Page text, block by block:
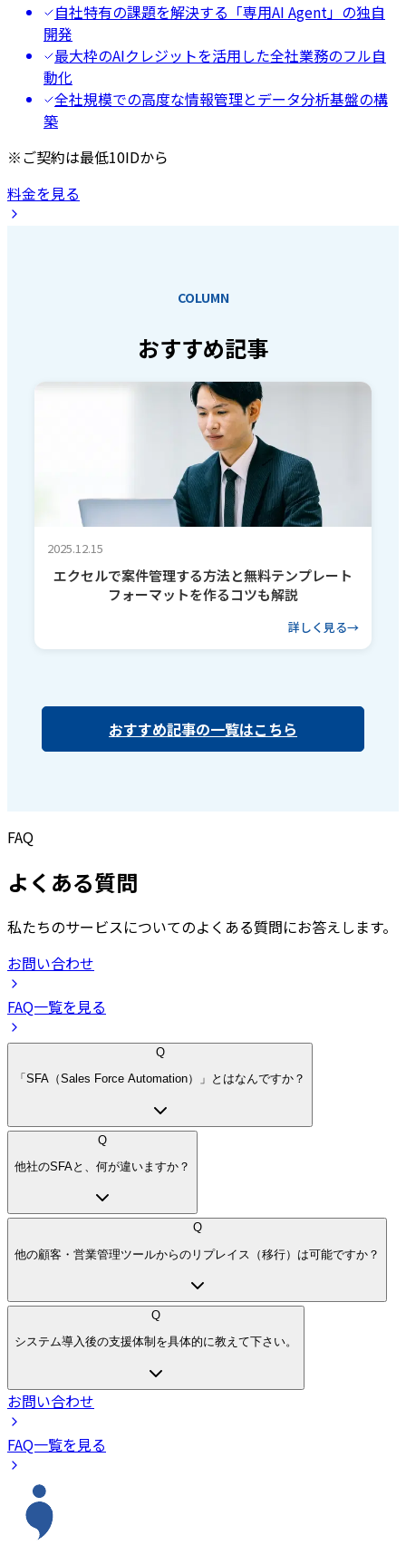
自社特有の課題を解決する「専用AI Agent」の独自
開発
最大枠のAIクレジットを活用した全社業務のフル自
動化
全社規模での高度な情報管理とデータ分析基盤の構
築
※ご契約は最低10IDから
料金を見る
COLUMN
おすすめ記事
2025.12.15
エクセルで案件管理する方法と無料テンプレート
フォーマットを作るコツも解説
詳しく見る
おすすめ記事の一覧はこちら
FAQ
よくある質問
私たちのサービスについてのよくある質問にお答えします。
お問い合わせ
FAQ一覧を見る
Q
「SFA（Sales Force Automation）」とはなんですか？
Q
他社のSFAと、何が違いますか？
Q
他の顧客・営業管理ツールからのリプレイス（移行）は可能ですか？
Q
システム導入後の支援体制を具体的に教えて下さい。
お問い合わせ
FAQ一覧を見る